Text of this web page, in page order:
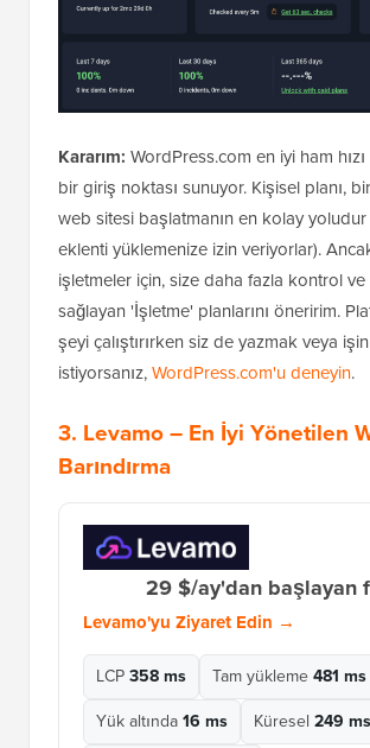
Kararım: WordPress.com en iyi ham
bir giriş noktası sunuyor. Kişisel planı,
web sitesi başlatmanın en kolay yoludur
eklenti yüklemenize izin veriyorlar).
işletmeler için, size daha fazla kontrol
sağlayan 'İşletme' planlarını öneririm.
şeyi çalıştırırken siz de yazmak veya
istiyorsanız,WordPress.com'u deneyin.
3. Levamo– En İyi Yönetilen
Barındırma
29 $/ay'dan başlayan
Levamo'yu Ziyaret Edin →
LCP358 ms Tam yükleme481 ms
Yük altında16 ms Küresel 249 ms